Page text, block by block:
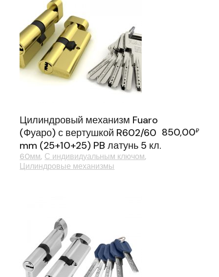
Цилиндровый механизм Fuaro
(Фуаро) с вертушкой R602/60
mm (25+10+25) PB латунь 5 кл.
850,00₽
60мм С индивидуальным ключом
Цилиндровые механизмы